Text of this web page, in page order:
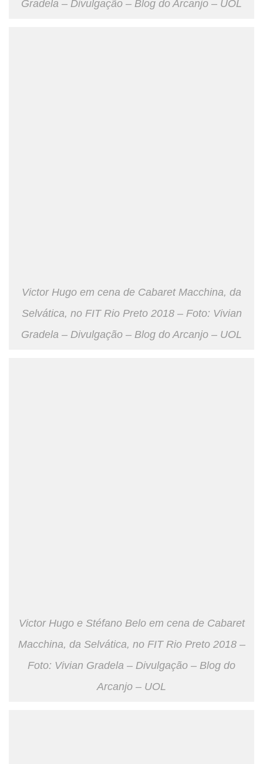
Gradela – Divulgação – Blog do Arcanjo – UOL
Victor Hugo em cena de Cabaret Macchina, da
Selvática, no FIT Rio Preto 2018 – Foto: Vivian
Gradela – Divulgação – Blog do Arcanjo – UOL
Victor Hugo e Stéfano Belo em cena de Cabaret
Macchina, da Selvática, no FIT Rio Preto 2018 –
Foto: Vivian Gradela – Divulgação – Blog do
Arcanjo – UOL